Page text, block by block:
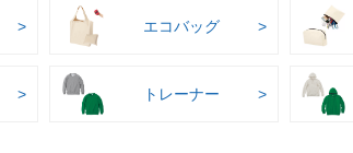
エコバッグ
トレーナー